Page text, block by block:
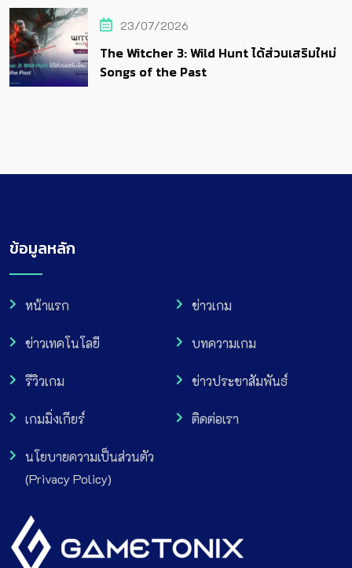
23/07/2026
The Witcher 3: Wild Hunt ได้ส่วนเสริมใหม่
Songs of the Past
ข้อมูลหลัก
หน้าแรก ข่าวเกม
ข่าวเทคโนโลยี บทความเกม
รีวิวเกม ข่าวประชาสัมพันธ์
เกมมิ่งเกียร์ ติดต่อเรา
นโยบายความเป็นส่วนตัว
(Privacy Policy)